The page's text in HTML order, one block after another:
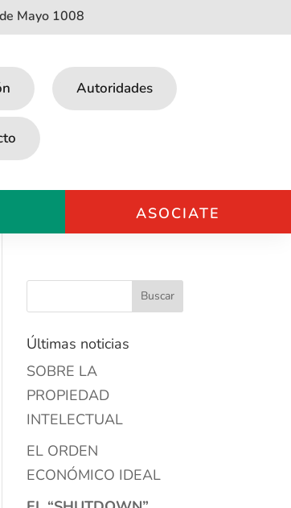
Mayo 1008
Autoridades
ASOCIATE
Últimas noticias
SOBRE LA
PROPIEDAD
INTELECTUAL
EL ORDEN
ECONÓMICO IDEAL